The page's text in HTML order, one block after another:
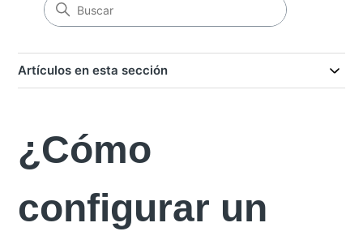
Artículos en esta sección
¿Cómo
configurar un